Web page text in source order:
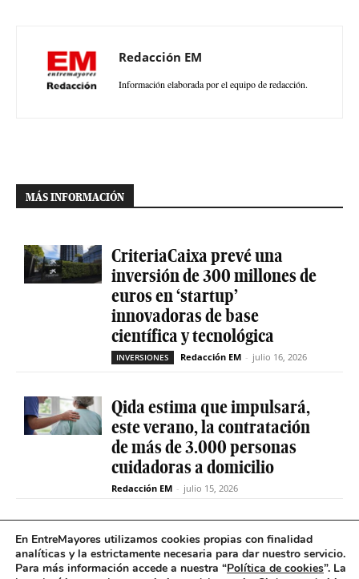
Redacción EM
Información elaborada por el equipo de redacción.
MÁS INFORMACIÓN
CriteriaCaixa prevé una
inversión de 300 millones de
euros en ‘startup’
innovadoras de base
científica y tecnológica
INVERSIONES Redacción EM - julio 16, 2026
Qida estima que impulsará,
este verano, la contratación
de más de 3.000 personas
cuidadoras a domicilio
Redacción EM - julio 15, 2026
La sociedad de capital riesgo
Axis invertirá hasta 15
millones en Qida para
En EntreMayores utilizamos cookies propias con finalidad
analíticas y la estrictamente necesaria para dar nuestro servicio.
Para más información accede a nuestra “Política de cookies”. La